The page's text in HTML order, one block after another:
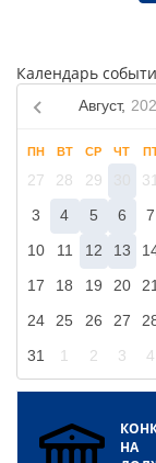
Календарь
Август,
ПН ВТ СР ЧТ
27 28 29 31
3
4 5 6 7
10
11 12 13
17
18 19 20 21
24
25 26 27
31
1 2 3 4
НА